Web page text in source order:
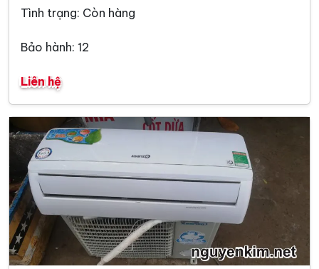
Tình trạng: Còn hàng
Bảo hành: 12
Liên hệ